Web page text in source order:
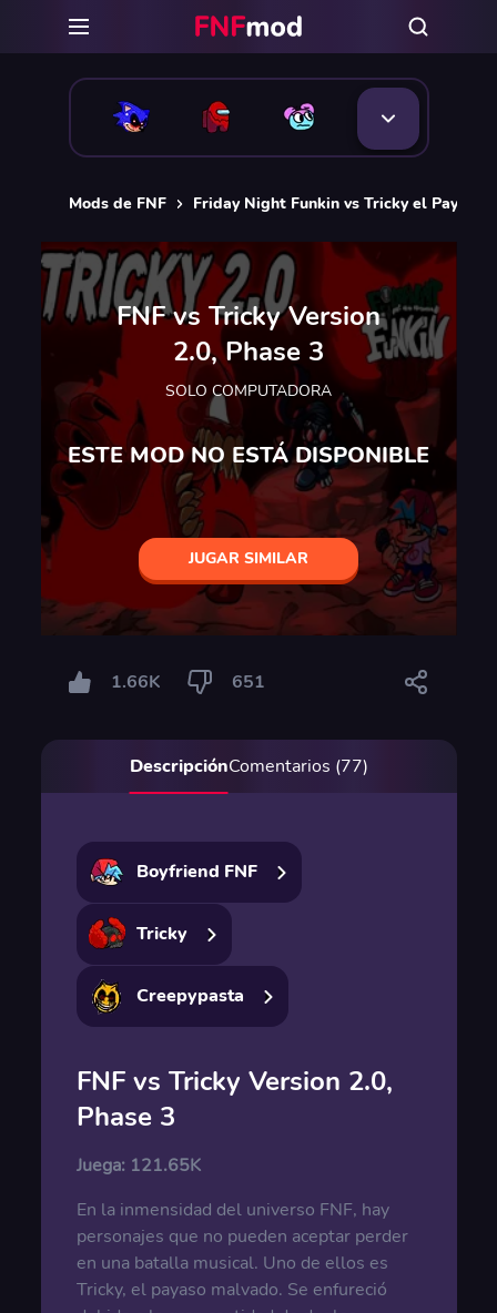
Mods de FNF Friday Night Funkin vs Tricky el Payaso
FNF vs Tricky Version
2.0, Phase 3
SOLO COMPUTADORA
ESTE MOD NO ESTÁ DISPONIBLE
JUGAR SIMILAR
1.66K 651
DescripciónComentarios (77)
Boyfriend FNF
Tricky
Creepypasta
FNF vs Tricky Version 2.0,
Phase 3
Juega: 121.65K
En la inmensidad del universo FNF, hay
personajes que no pueden aceptar perder
en una batalla musical. Uno de ellos es
Tricky, el payaso malvado. Se enfureció